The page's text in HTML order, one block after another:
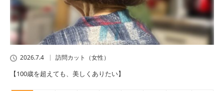
2026.7.4 訪問カット（女性）
【100歳を超えても、美しくありたい】